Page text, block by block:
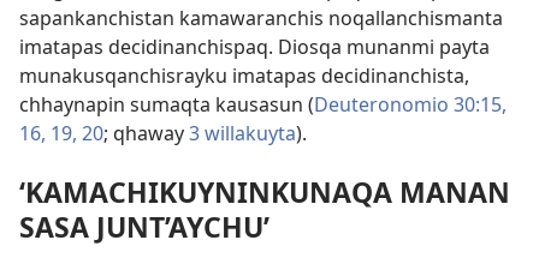
sapankanchistan kamawaranchis noqallanchismanta
imatapas decidinanchispaq. Diosqa munanmi payta
munakusqanchisrayku imatapas decidinanchista,
chhaynapin sumaqta kausasun (Deuteronomio 30:15,
16, 19, 20; qhaway3 willakuyta).
‘KAMACHIKUYNINKUNAQA MANAN
SASA JUNT’AYCHU’